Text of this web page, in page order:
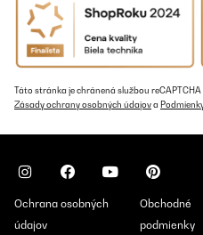
Táto stránka je chránená službou
Zásady ochrany osobných údajova
Ochrana osobných
údajov
Obchodné
podmienky